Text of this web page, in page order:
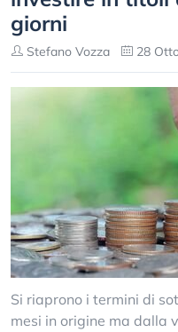
giorni
Stefano Vozza 28
Si riaprono i termini di
mesi in origine ma dalla